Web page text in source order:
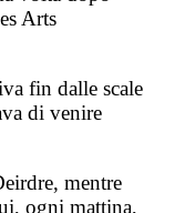
Arts
fin dalle scale
di venire
mentre
ogni mattina,